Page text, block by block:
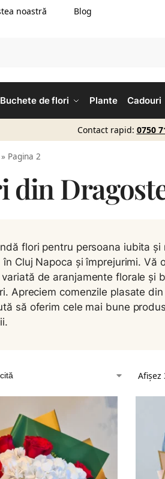
noastră Blog
Buchete de flori Plante Cadouri
Contact rapid: 0750
Pagina 2
din
flori pentru persoana iubita și
în Cluj Napoca și împrejurimi. Vă
de aranjamente florale și
Apreciem comenzile plasate
să oferim cele mai bune
Afișez